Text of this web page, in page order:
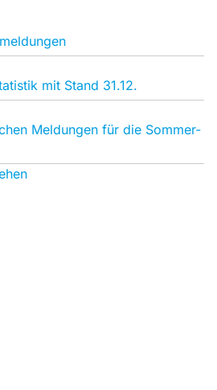
mit Stand 31.12.
Meldungen für die Sommer-